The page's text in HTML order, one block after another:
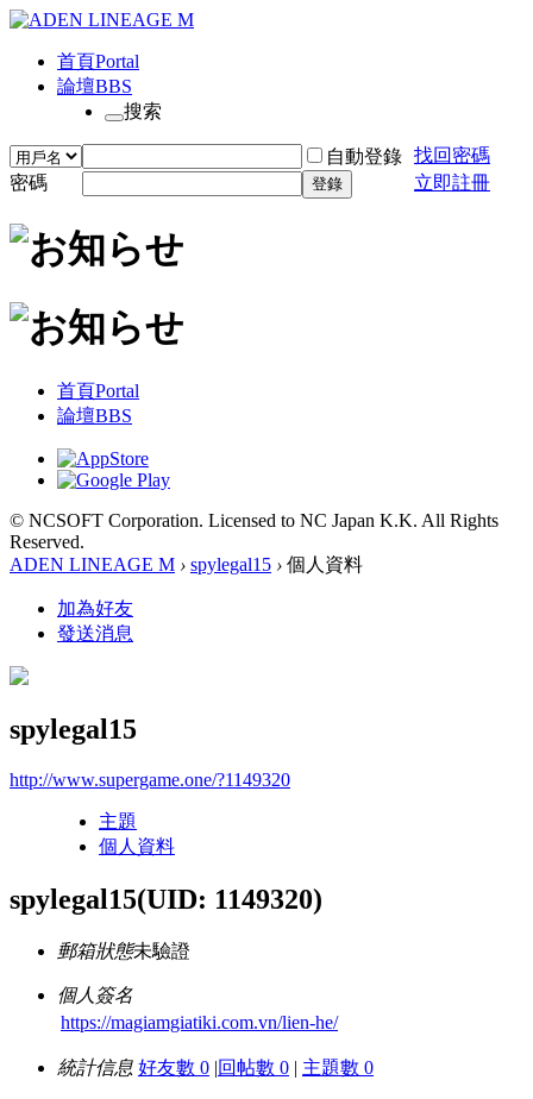
首頁Portal
論壇BBS
搜索
自動登錄 找回密碼
密碼
登錄 立即註冊
首頁Portal
論壇BBS
© NCSOFT Corporation. Licensed to NC Japan K.K. All Rights
Reserved.
ADEN LINEAGE M › spylegal15 › 個人資料
加為好友
發送消息
spylegal15
http://www.supergame.one/?1149320
主題
個人資料
spylegal15(UID: 1149320)
郵箱狀態未驗證
個人簽名
https://magiamgiatiki.com.vn/lien-he/
統計信息 好友數 0 |回帖數 0 | 主題數 0